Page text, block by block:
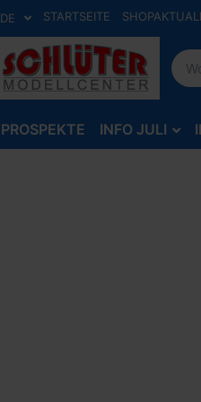
DE STARTSEITE
PROSPEKTE INFO JULI